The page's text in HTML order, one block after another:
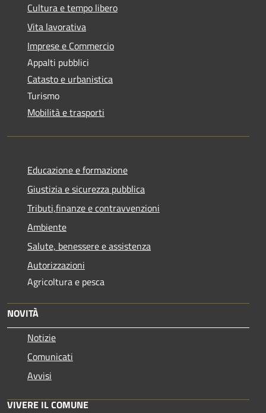
Cultura e tempo libero
Vita lavorativa
Imprese e Commercio
Appalti pubblici
Catasto e urbanistica
Turismo
Mobilità e trasporti
Educazione e formazione
Giustizia e sicurezza pubblica
Tributi,finanze e contravvenzioni
Ambiente
Salute, benessere e assistenza
Autorizzazioni
Agricoltura e pesca
NOVITÀ
Notizie
Comunicati
Avvisi
VIVERE IL COMUNE